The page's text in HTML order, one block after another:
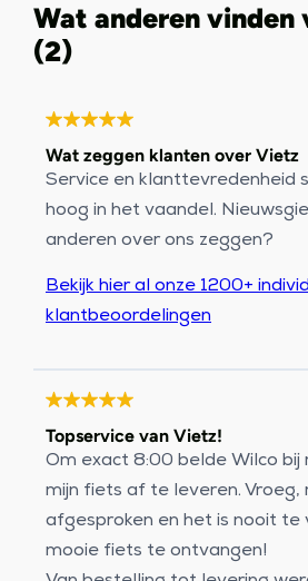
Wat anderen vinden
(2)
Wat zeggen klanten over Vietz
Service en klanttevredenheid
hoog in het vaandel.
anderen over ons zeggen?
Bekijk hier al onze 1200+
klantbeoordelingen
Topservice van Vietz!
Om exact 8:00 belde Wilco bij
mijn fiets af te leveren. Vroeg,
afgesproken en het is nooit te
mooie fiets te ontvangen!